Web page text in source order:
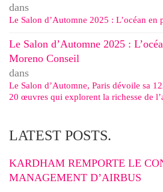
dans
Le Salon d’Automne 2025 : L’océan en
Le Salon d’Automne 2025 :
Moreno Conseil
dans
Le Salon d’Automne, Paris dévoile sa
20 œuvres qui explorent la richesse de
LATEST POSTS.
KARDHAM REMPORTE LE
MANAGEMENT D’AIRBUS